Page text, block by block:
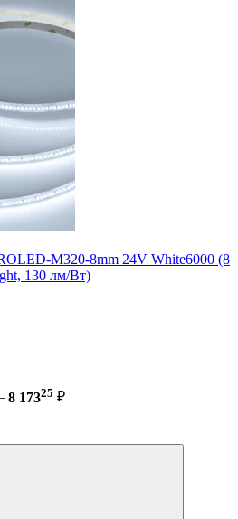
M320-8mm 24V White6000 (8
130 лм/Вт)
8 17325 ₽